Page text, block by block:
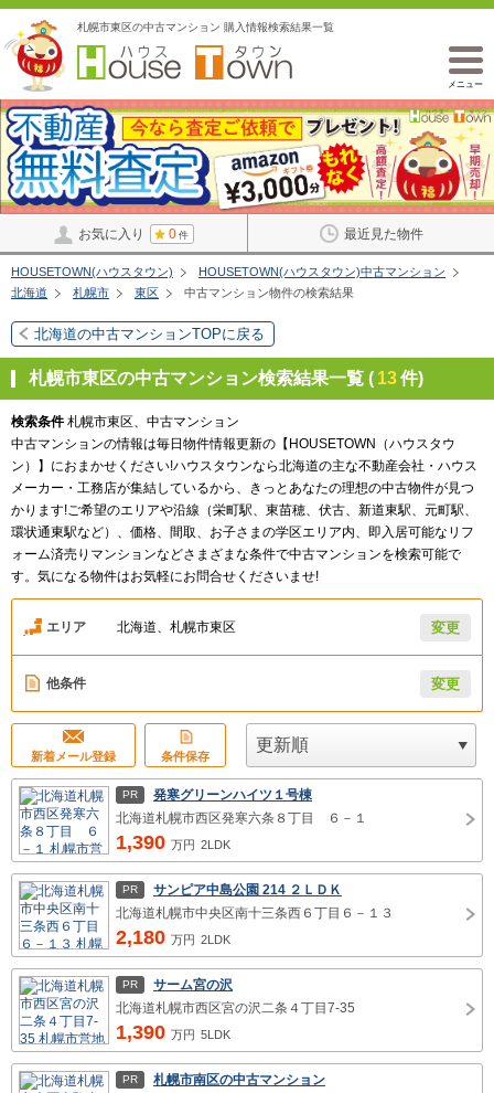
札幌市東区の中古マンション 購入情報検索結果一覧
メニュー
お気に入り 0 件 最近見た物件
HOUSETOWN(ハウスタウン)
HOUSETOWN(ハウスタウン)中古マンション
北海道
札幌市 東区 中古マンション物件の検索結果
北海道の中古マンションTOPに戻る
札幌市東区の中古マンション検索結果一覧 ( 13件)
検索条件札幌市東区、中古マンション
中古マンションの情報は毎日物件情報更新の【HOUSETOWN（ハウスタウ
ン）】におまかせください!ハウスタウンなら北海道の主な不動産会社・ハウス
メーカー・工務店が集結しているから、きっとあなたの理想の中古物件が見つ
かります!ご希望のエリアや沿線（栄町駅、東苗穂、伏古、新道東駅、元町駅、
環状通東駅など）、価格、間取、お子さまの学区エリア内、即入居可能なリフ
ォーム済売りマンションなどさまざまな条件で中古マンションを検索可能で
す。気になる物件はお気軽にお問合せくださいませ!
エリア 北海道、札幌市東区 変更
他条件 変更
新着メール登録 条件保存
PR
発寒グリーンハイツ１号棟
北海道札幌市西区発寒六条８丁目 ６－１
1,390 万円 2LDK
PR
サンピア中島公園 214 ２ＬＤＫ
北海道札幌市中央区南十三条西６丁目６－１３
2,180 万円 2LDK
PR
サーム宮の沢
北海道札幌市西区宮の沢二条４丁目7-35
1,390 万円 5LDK
PR
札幌市南区の中古マンション